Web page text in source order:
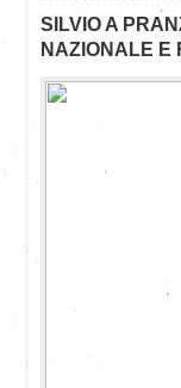
SILVIO A
NAZIONALE E